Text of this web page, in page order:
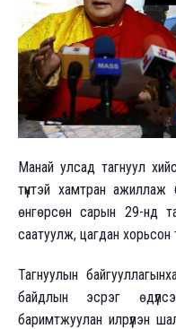
Манай улсад тагнуул
түүнтэй хамтран
өнгөрсөн сарын 29-нд
саатуулж, цагдан
Тагнуулын
байдлын эсрэг
баримтжуулан илрүүлэн